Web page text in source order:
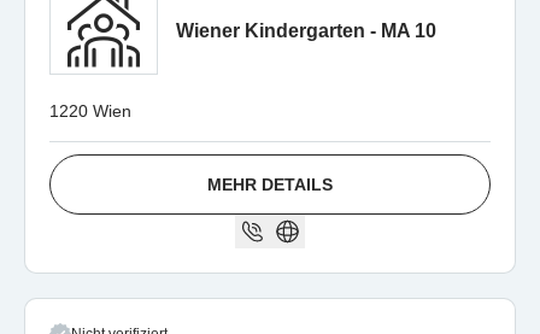
Wiener Kindergarten - MA 10
1220 Wien
MEHR DETAILS